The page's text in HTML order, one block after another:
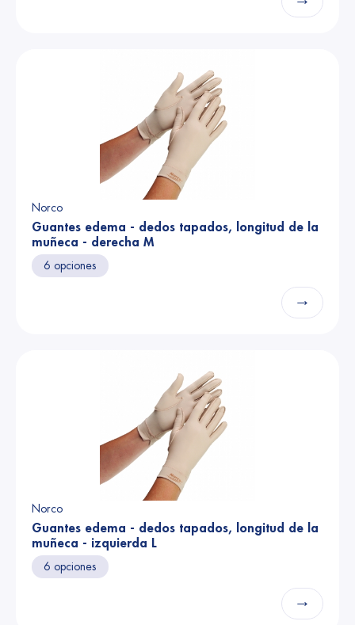
Norco
Guantes edema - dedos tapados, longitud de la
muñeca - derecha M
6 opciones
→
Norco
Guantes edema - dedos tapados, longitud de la
muñeca - izquierda L
6 opciones
→